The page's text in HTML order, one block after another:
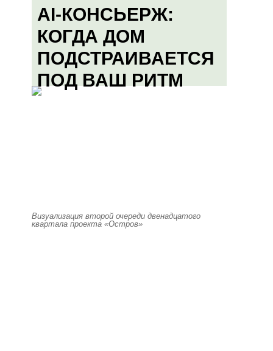
AI-КОНСЬЕРЖ:
КОГДА ДОМ
ПОДСТРАИВАЕТСЯ
ПОД ВАШ РИТМ
Визуализация второй очереди двенадцатого
квартала проекта «Остров»